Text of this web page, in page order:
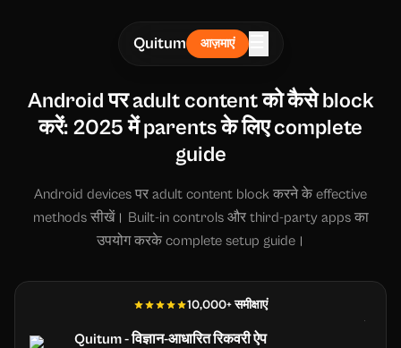
Quitum आज़माएं ☰
Android पर adult content को कैसे block
करें: 2025 में parents के लिए complete
guide
Android devices पर adult content block करने के effective
methods सीखें। Built-in controls और third-party apps का
उपयोग करके complete setup guide।
10,000+ समीक्षाएं
Quitum - विज्ञान-आधारित रिकवरी ऐप